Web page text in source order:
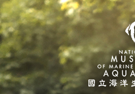
跳到主要內容區塊